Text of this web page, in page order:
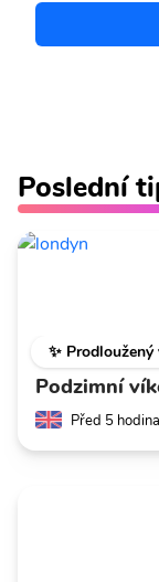
Poslední
✨
Podzimní
Před 5